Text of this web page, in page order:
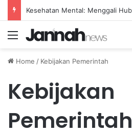
Menu
Home / Kebijakan Pemerintah
Kebijakan
Pemerintah